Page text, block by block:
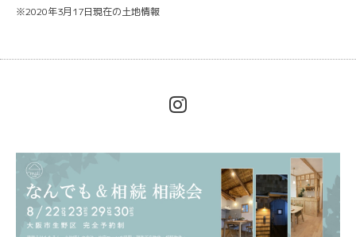
※2020年3月17日現在の土地情報